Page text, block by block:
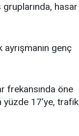
hasar
ayrışmanın genç
frekansında öne
yüzde 17’ye, trafik